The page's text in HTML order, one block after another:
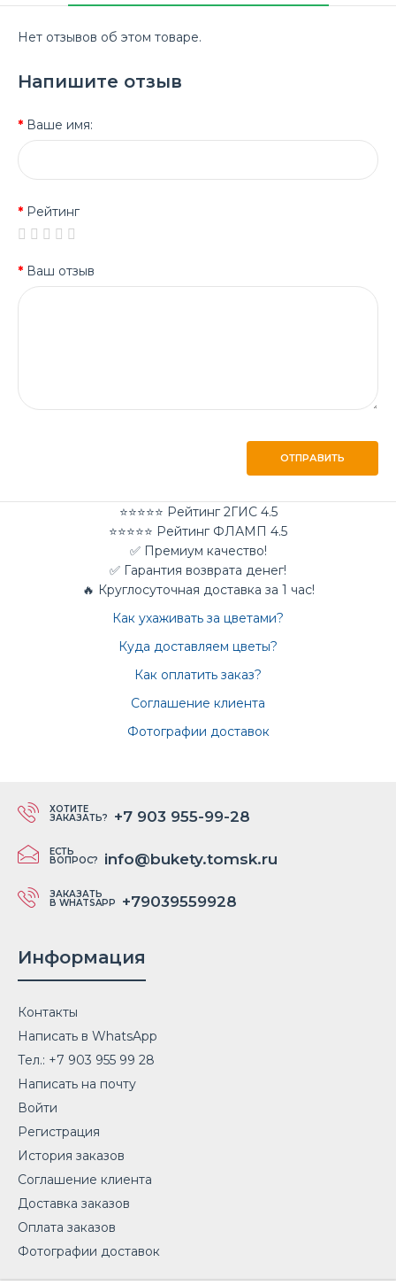
Нет отзывов об этом товаре.
Напишите отзыв
Ваше имя:
Рейтинг
Ваш отзыв
ОТПРАВИТЬ
⭐⭐⭐⭐⭐ Рейтинг 2ГИС 4.5
⭐⭐⭐⭐⭐ Рейтинг ФЛАМП 4.5
✅ Премиум качество!
✅ Гарантия возврата денег!
🔥 Круглосуточная доставка за 1 час!
Как ухаживать за цветами?
Куда доставляем цветы?
Как оплатить заказ?
Соглашение клиента
Фотографии доставок
ХОТИТЕ
ЗАКАЗАТЬ? +7 903 955-99-28
ЕСТЬ
ВОПРОС? info@bukety.tomsk.ru
ЗАКАЗАТЬ
В WHATSAPP +79039559928
Информация
Контакты
Написать в WhatsApp
Тел.: +7 903 955 99 28
Написать на почту
Войти
Регистрация
История заказов
Соглашение клиента
Доставка заказов
Оплата заказов
Фотографии доставок